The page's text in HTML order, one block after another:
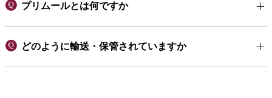
プリムールとは何ですか
どのように輸送・保管されていますか